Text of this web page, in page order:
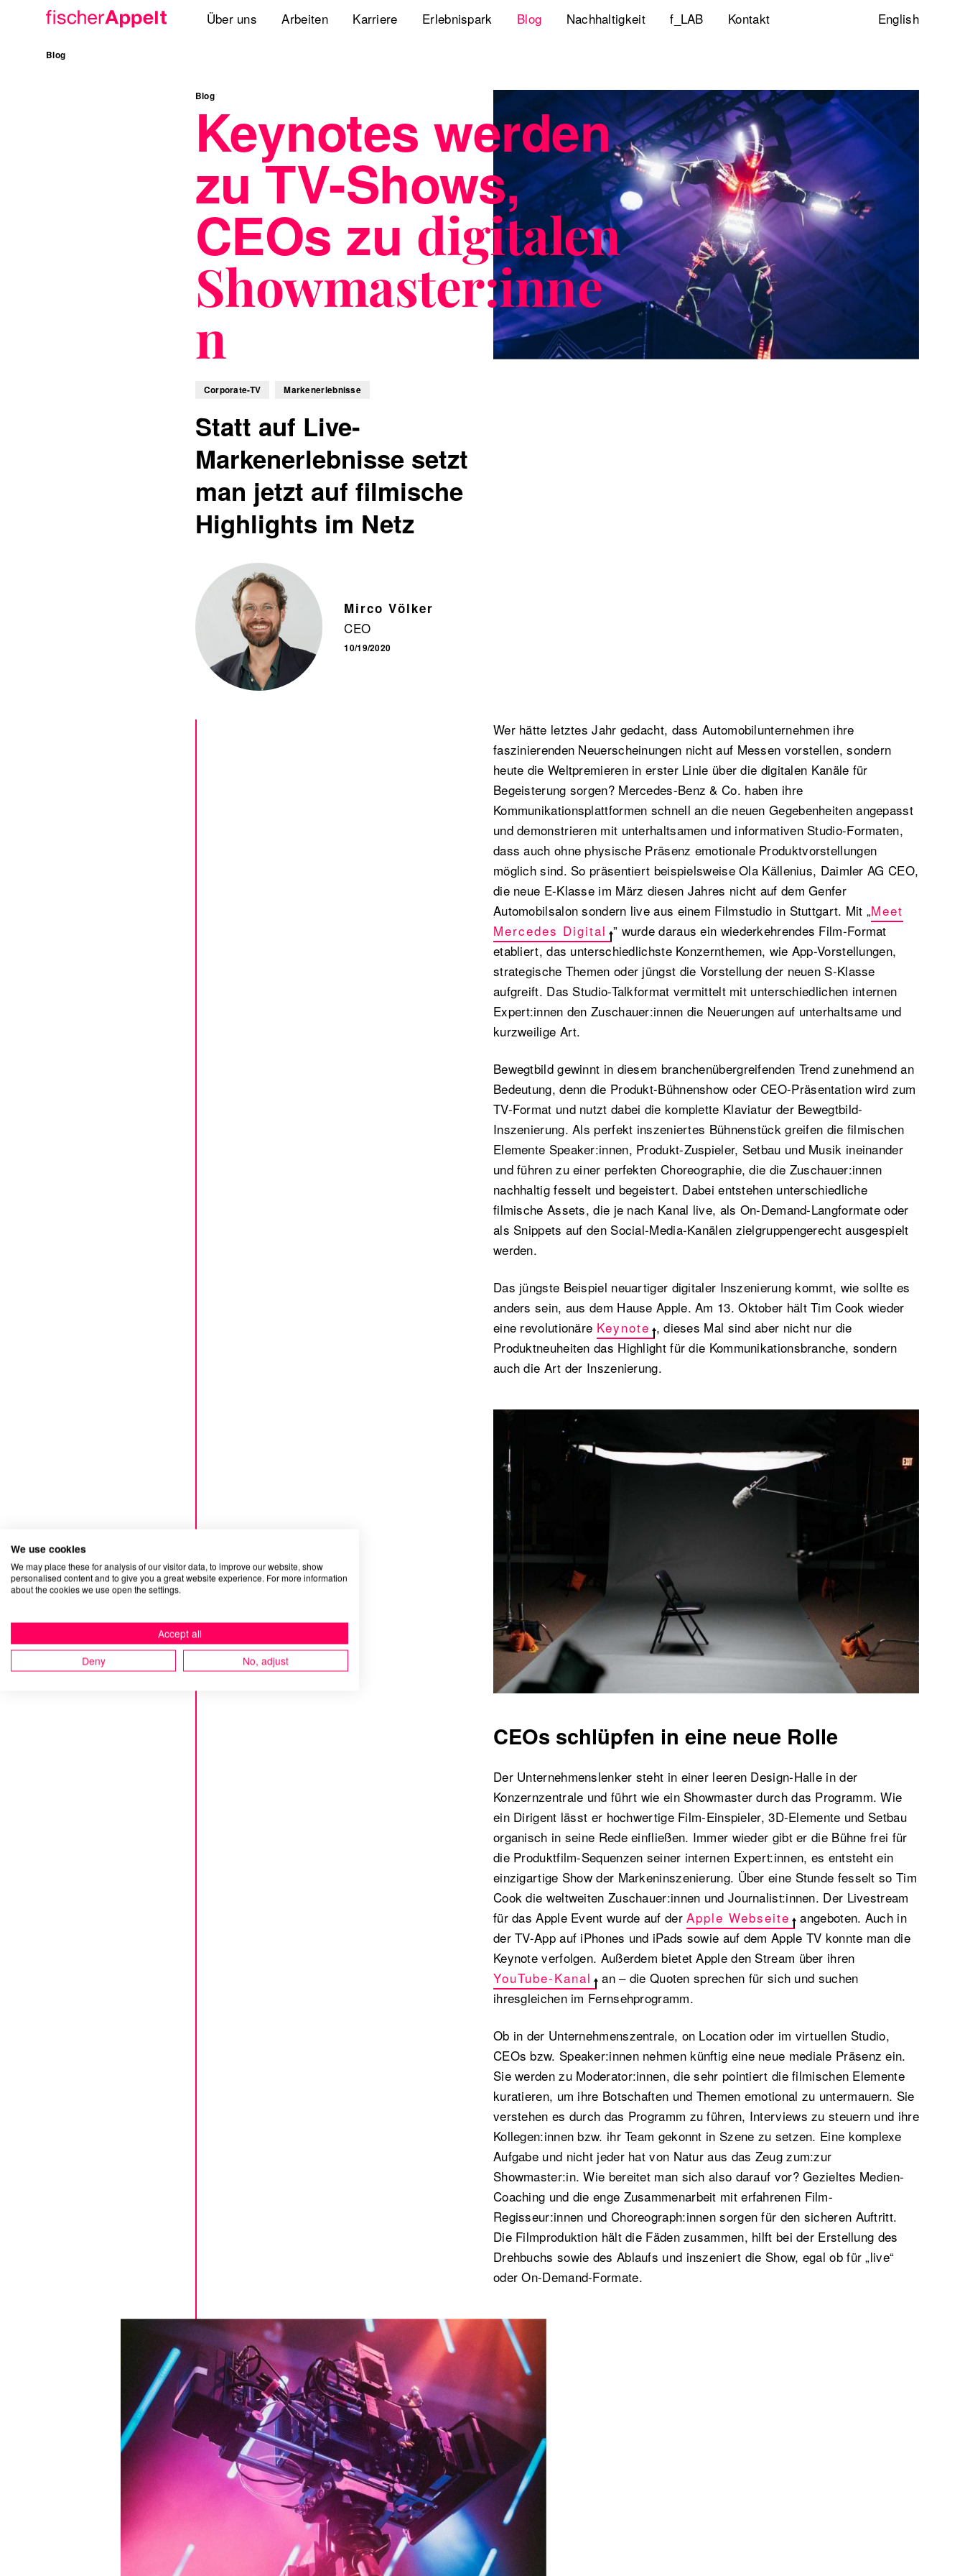
Über uns
Spezialisten
Lösungen
International
Arbeiten Karriere Erlebnispark
Storyverse Playbook
Meet fischerAppelt
Whitepaper
Webcasts
The German Apartment
Blog Nachhaltigkeit
Diversity, Equity & Inclusion
Future Mobility Lab
Hanseatic Help
f_LAB Kontakt English
Blog
Blog
Keynotes werden
zu TV-Shows,
CEOs zu digitalen
Showmaster:inne
n
Corporate-TV Markenerlebnisse
Statt auf Live-
Markenerlebnisse setzt
man jetzt auf filmische
Highlights im Netz
Mirco Völker
CEO
10/19/2020
Wer hätte letztes Jahr gedacht, dass Automobilunternehmen ihre
faszinierenden Neuerscheinungen nicht auf Messen vorstellen, sondern
heute die Weltpremieren in erster Linie über die digitalen Kanäle für
Begeisterung sorgen? Mercedes-Benz & Co. haben ihre
Kommunikationsplattformen schnell an die neuen Gegebenheiten angepasst
und demonstrieren mit unterhaltsamen und informativen Studio-Formaten,
dass auch ohne physische Präsenz emotionale Produktvorstellungen
möglich sind. So präsentiert beispielsweise Ola Källenius, Daimler AG CEO,
die neue E-Klasse im März diesen Jahres nicht auf dem Genfer
Automobilsalon sondern live aus einem Filmstudio in Stuttgart. Mit „Meet
Mercedes Digital ” wurde daraus ein wiederkehrendes Film-Format
etabliert, das unterschiedlichste Konzernthemen, wie App-Vorstellungen,
strategische Themen oder jüngst die Vorstellung der neuen S-Klasse
aufgreift. Das Studio-Talkformat vermittelt mit unterschiedlichen internen
Expert:innen den Zuschauer:innen die Neuerungen auf unterhaltsame und
kurzweilige Art.
Bewegtbild gewinnt in diesem branchenübergreifenden Trend zunehmend an
Bedeutung, denn die Produkt-Bühnenshow oder CEO-Präsentation wird zum
TV-Format und nutzt dabei die komplette Klaviatur der Bewegtbild-
Inszenierung. Als perfekt inszeniertes Bühnenstück greifen die filmischen
Elemente Speaker:innen, Produkt-Zuspieler, Setbau und Musik ineinander
und führen zu einer perfekten Choreographie, die die Zuschauer:innen
nachhaltig fesselt und begeistert. Dabei entstehen unterschiedliche
filmische Assets, die je nach Kanal live, als On-Demand-Langformate oder
als Snippets auf den Social-Media-Kanälen zielgruppengerecht ausgespielt
werden.
Das jüngste Beispiel neuartiger digitaler Inszenierung kommt, wie sollte es
anders sein, aus dem Hause Apple. Am 13. Oktober hält Tim Cook wieder
eine revolutionäre Keynote , dieses Mal sind aber nicht nur die
Produktneuheiten das Highlight für die Kommunikationsbranche, sondern
auch die Art der Inszenierung.
CEOs schlüpfen in eine neue Rolle
Der Unternehmenslenker steht in einer leeren Design-Halle in der
Konzernzentrale und führt wie ein Showmaster durch das Programm. Wie
ein Dirigent lässt er hochwertige Film-Einspieler, 3D-Elemente und Setbau
organisch in seine Rede einfließen. Immer wieder gibt er die Bühne frei für
die Produktfilm-Sequenzen seiner internen Expert:innen, es entsteht ein
einzigartige Show der Markeninszenierung. Über eine Stunde fesselt so Tim
Cook die weltweiten Zuschauer:innen und Journalist:innen. Der Livestream
für das Apple Event wurde auf derApple Webseite
angeboten. Auch in
der TV-App auf iPhones und iPads sowie auf dem Apple TV konnte man die
Keynote verfolgen. Außerdem bietet Apple den Stream über ihren
YouTube-Kanal an – die Quoten sprechen für sich und suchen
ihresgleichen im Fernsehprogramm.
Ob in der Unternehmenszentrale, on Location oder im virtuellen Studio,
CEOs bzw. Speaker:innen nehmen künftig eine neue mediale Präsenz ein.
Sie werden zu Moderator:innen, die sehr pointiert die filmischen Elemente
kuratieren, um ihre Botschaften und Themen emotional zu untermauern. Sie
verstehen es durch das Programm zu führen, Interviews zu steuern und ihre
Kollegen:innen bzw. ihr Team gekonnt in Szene zu setzen. Eine komplexe
Aufgabe und nicht jeder hat von Natur aus das Zeug zum:zur
Showmaster:in. Wie bereitet man sich also darauf vor? Gezieltes Medien-
Coaching und die enge Zusammenarbeit mit erfahrenen Film-
Regisseur:innen und Choreograph:innen sorgen für den sicheren Auftritt.
Die Filmproduktion hält die Fäden zusammen, hilft bei der Erstellung des
Drehbuchs sowie des Ablaufs und inszeniert die Show, egal ob für „live“
oder On-Demand-Formate.
We use cookies
We may place these for analysis of our visitor data, to improve our website, show
personalised content and to give you a great website experience. For more information
about the cookies we use open the settings.
Accept all
Deny
No, adjust